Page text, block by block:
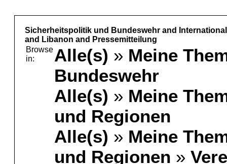
Sicherheitspolitik und Bundeswehr and
and Libanon and Pressemitteilung
Browse
in:
Alle(s) » Meine
Bundeswehr
Alle(s) » Meine
und Regionen
Alle(s) » Meine
und Regionen »